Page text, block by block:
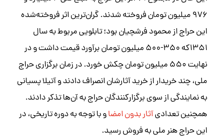
۹۷۶ میلیون تومان فروخته شدند. گران‌ترین اثر فروخته‌شده
این حراج از محمود فرشچیان بود؛ تابلویی مربوط به سال
۱۳۵۱که ۳۵۰-۵۰۰ میلیون تومان برآورد قیمت داشت و در
نهایت ۵۵۰ میلیون تومان چکش خورد. در زمان برگزاری حراج
ملی، چند خریدار از خرید آثارشان انصراف دادند و آتیلا پسیانی
به نمایندگی از سوی برگزارکنندگان حراج به آن‌ها تذکر دادند.
همچنین تعدادیآثار بدون امضاو با توجه به دوره تاریخی، در
این حراج هنر ملی به فروش رسید.